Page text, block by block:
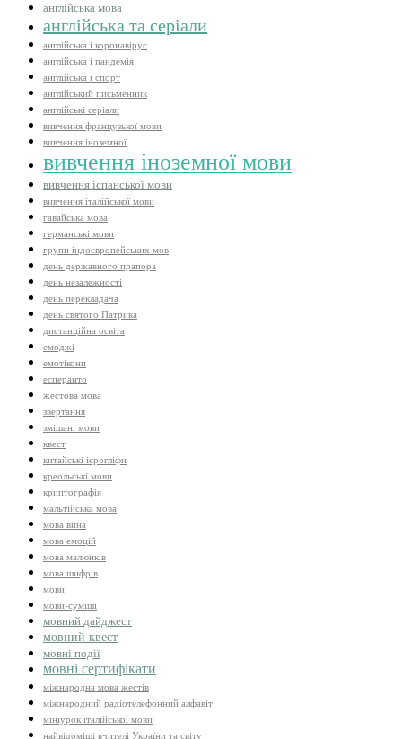
англійська мова
англійська та серіали
англійська і коронавірус
англійська і пандемія
англійська і спорт
англійський письменник
англійські серіали
вивчення французької мови
вивчення іноземної
вивчення іноземної мови
вивчення іспанської мови
вивчення італійської мови
гавайська мова
германські мови
групи індоєвропейських мов
день державного прапора
день незалежності
день перекладача
день святого Патрика
дистанційна освіта
емоджі
емотікони
есперанто
жестова мова
звертання
змішані мови
квест
китайські ієрогліфи
креольські мови
криптографія
мальтійська мова
мова вина
мова емоцій
мова малюнків
мова шифрів
мови
мови-суміші
мовний дайджест
мовний квест
мовні події
мовні сертифікати
міжнародна мова жестів
міжнародний радіотелефонний алфавіт
мініурок італійської мови
найвідоміші вчителі України та світу